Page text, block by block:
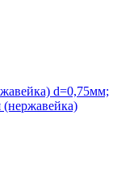
d=0,75мм;
(нержавейка)